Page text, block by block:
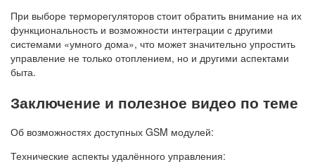
При выборе терморегуляторов стоит обратить внимание на их
функциональность и возможности интеграции с другими
системами «умного дома», что может значительно упростить
управление не только отоплением, но и другими аспектами
быта.
Заключение и полезное видео по теме
Об возможностях доступных GSM модулей:
Технические аспекты удалённого управления: